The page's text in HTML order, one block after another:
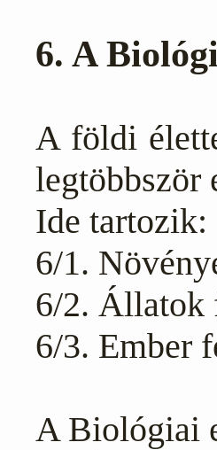
6. A
A földi
legtöbbször
Ide tartozik:
6/1.
6/2. Állatok
6/3. Ember
A Biológiai